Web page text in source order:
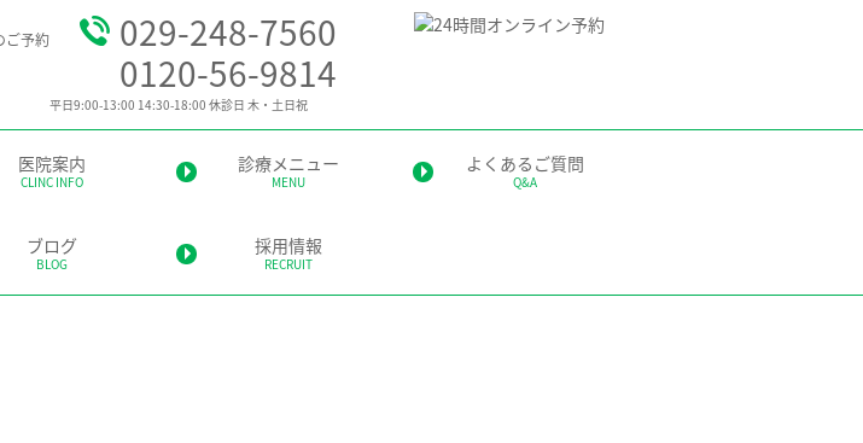
ご予約
029-248-7560
0120-56-9814
平日9:00-13:00 14:30-18:00 休診日 木・土日祝
医院案内
CLINC INFO
診療メニュー
MENU
セラミック治療
よくあるご質問
Q&A
ブログ
BLOG
採用情報
RECRUIT